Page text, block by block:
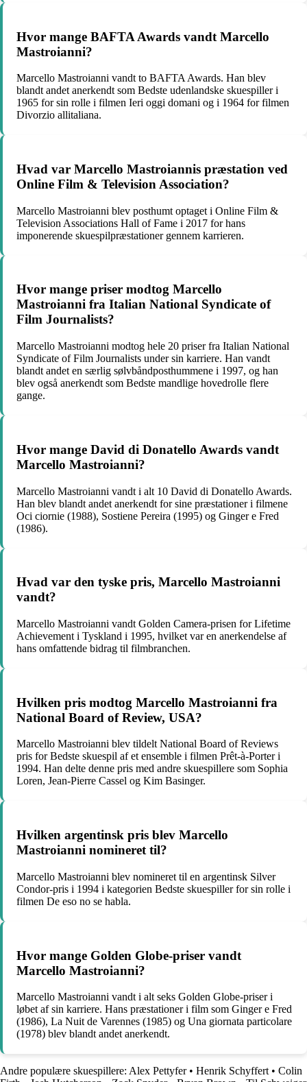
Hvor mange BAFTA Awards vandt Marcello
Mastroianni?
Marcello Mastroianni vandt to BAFTA Awards. Han blev
blandt andet anerkendt som Bedste udenlandske skuespiller i
1965 for sin rolle i filmen Ieri oggi domani og i 1964 for filmen
Divorzio allitaliana.
Hvad var Marcello Mastroiannis præstation ved
Online Film & Television Association?
Marcello Mastroianni blev posthumt optaget i Online Film &
Television Associations Hall of Fame i 2017 for hans
imponerende skuespilpræstationer gennem karrieren.
Hvor mange priser modtog Marcello
Mastroianni fra Italian National Syndicate of
Film Journalists?
Marcello Mastroianni modtog hele 20 priser fra Italian National
Syndicate of Film Journalists under sin karriere. Han vandt
blandt andet en særlig sølvbåndposthummene i 1997, og han
blev også anerkendt som Bedste mandlige hovedrolle flere
gange.
Hvor mange David di Donatello Awards vandt
Marcello Mastroianni?
Marcello Mastroianni vandt i alt 10 David di Donatello Awards.
Han blev blandt andet anerkendt for sine præstationer i filmene
Oci ciornie (1988), Sostiene Pereira (1995) og Ginger e Fred
(1986).
Hvad var den tyske pris, Marcello Mastroianni
vandt?
Marcello Mastroianni vandt Golden Camera-prisen for Lifetime
Achievement i Tyskland i 1995, hvilket var en anerkendelse af
hans omfattende bidrag til filmbranchen.
Hvilken pris modtog Marcello Mastroianni fra
National Board of Review, USA?
Marcello Mastroianni blev tildelt National Board of Reviews
pris for Bedste skuespil af et ensemble i filmen Prêt-à-Porter i
1994. Han delte denne pris med andre skuespillere som Sophia
Loren, Jean-Pierre Cassel og Kim Basinger.
Hvilken argentinsk pris blev Marcello
Mastroianni nomineret til?
Marcello Mastroianni blev nomineret til en argentinsk Silver
Condor-pris i 1994 i kategorien Bedste skuespiller for sin rolle i
filmen De eso no se habla.
Hvor mange Golden Globe-priser vandt
Marcello Mastroianni?
Marcello Mastroianni vandt i alt seks Golden Globe-priser i
løbet af sin karriere. Hans præstationer i film som Ginger e Fred
(1986), La Nuit de Varennes (1985) og Una giornata particolare
(1978) blev blandt andet anerkendt.
Andre populære skuespillere: Alex Pettyfer• Henrik Schyffert • Colin